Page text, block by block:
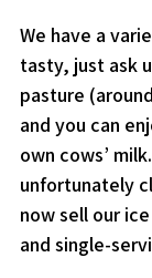
We have a
tasty, just ask
pasture
and you can
own cows’
unfortunately
now sell our
and single-